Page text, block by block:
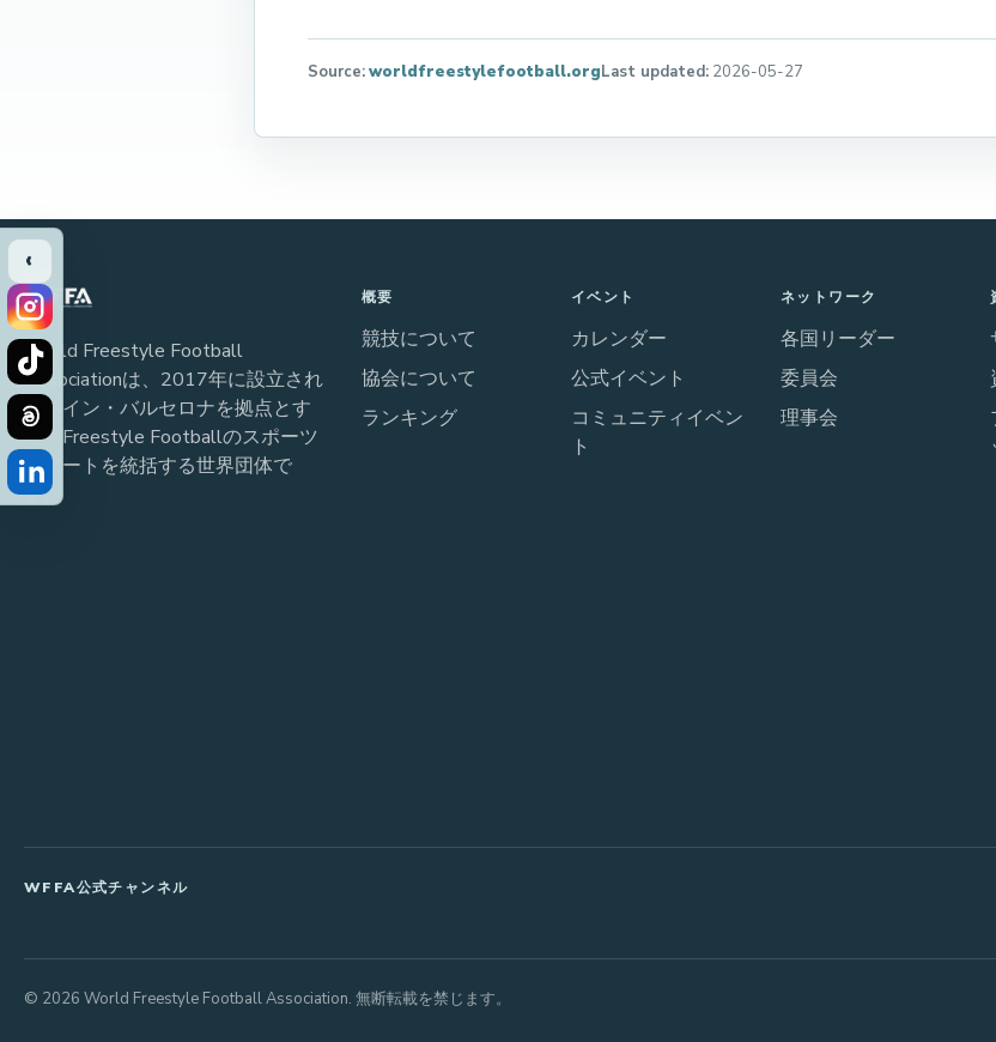
‹
Source:worldfreestylefootball.orgLast updated: 2026-05-27
World Freestyle Football
Associationは、2017年に設立され
スペイン・バルセロナを拠点とす
る、Freestyle Footballのスポーツ
とアートを統括する世界団体で
す。
概要
競技について
協会について
ランキング
イベント
カレンダー
公式イベント
コミュニティイベン
ト
ネットワーク
各国リーダー
委員会
理事会
WFFA公式チャンネル
© 2026 World Freestyle Football Association. 無断転載を禁じます。